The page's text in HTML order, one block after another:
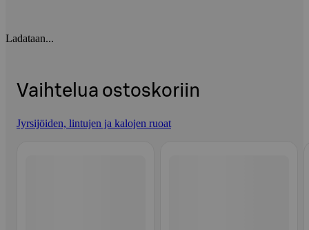
Ladataan...
Vaihtelua ostoskoriin
Jyrsijöiden, lintujen ja kalojen ruoat